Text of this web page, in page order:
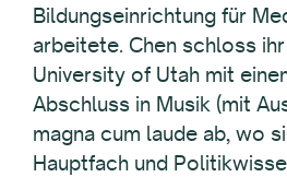
Bildungseinrichtung für
arbeitete. Chen schloss
University of Utah mit
Abschluss in Musik (mit
magna cum laude ab, wo
Hauptfach und